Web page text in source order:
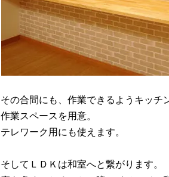
その合間にも、作業できるようキッチ
作業スペースを用意。
テレワーク用にも使えます。
そしてＬＤＫは和室へと繋がります。